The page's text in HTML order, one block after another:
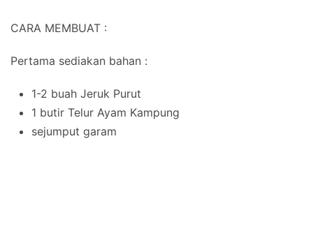
CARA MEMBUAT :
Pertama sediakan bahan :
1-2 buah Jeruk Purut
1 butir Telur Ayam Kampung
sejumput garam